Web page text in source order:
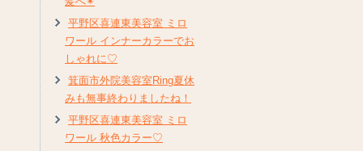
平野区喜連東美容室 ミロ
ワール インナーカラーでお
しゃれに♡
箕面市外院美容室Ring夏休
みも無事終わりましたね！
平野区喜連東美容室 ミロ
ワール 秋色カラー♡